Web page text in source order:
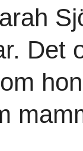
Det